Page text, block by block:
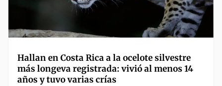
Hallan en Costa Rica a la ocelote silvestre
más longeva registrada: vivió al menos 14
años y tuvo varias crías